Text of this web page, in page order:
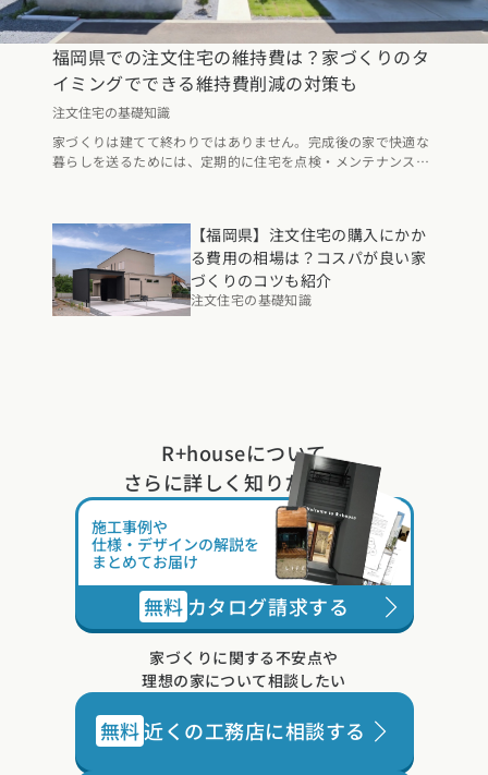
福岡県での注文住宅の維持費は？家づくりのタ
イミングでできる維持費削減の対策も
注文住宅の基礎知識
家づくりは建てて終わりではありません。完成後の家で快適な
暮らしを送るためには、定期的に住宅を点検・メンテナンスす
るでしょう。 この記事では、福岡県にスポットを当てて、注文
住宅にかかる維持費のほか、維持費削減のために家づくりのタ
イミングでできる対策について解説していきます。
【福岡県】注文住宅の購入にかか
る費用の相場は？コスパが良い家
づくりのコツも紹介
注文住宅の基礎知識
R+houseについて
さらに詳しく知りたい方は
施工事例や
仕様・デザインの解説を
まとめてお届け
無料 カタログ請求する
家づくりに関する不安点や
理想の家について相談したい
無料近くの工務店に相談する